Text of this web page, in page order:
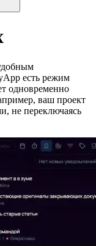
есть режим
одновременно
ваш проект
не переключаясь